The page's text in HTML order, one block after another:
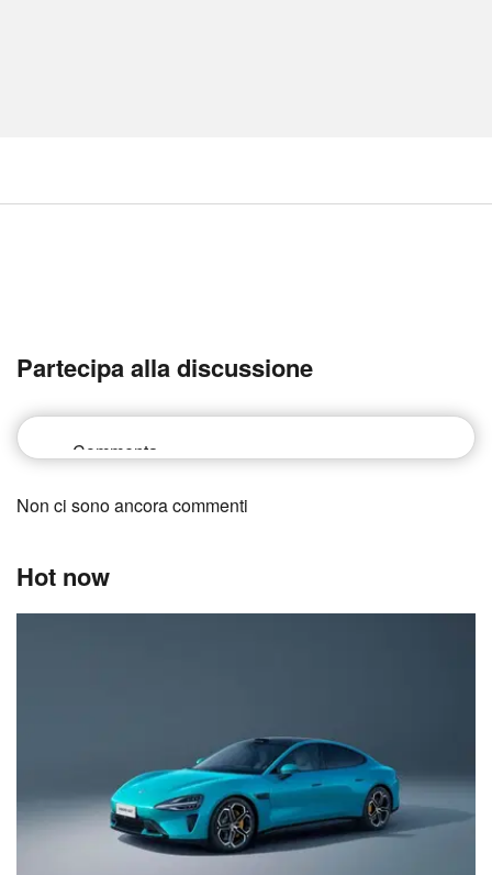
Partecipa alla discussione
Non ci sono ancora commenti
Hot now